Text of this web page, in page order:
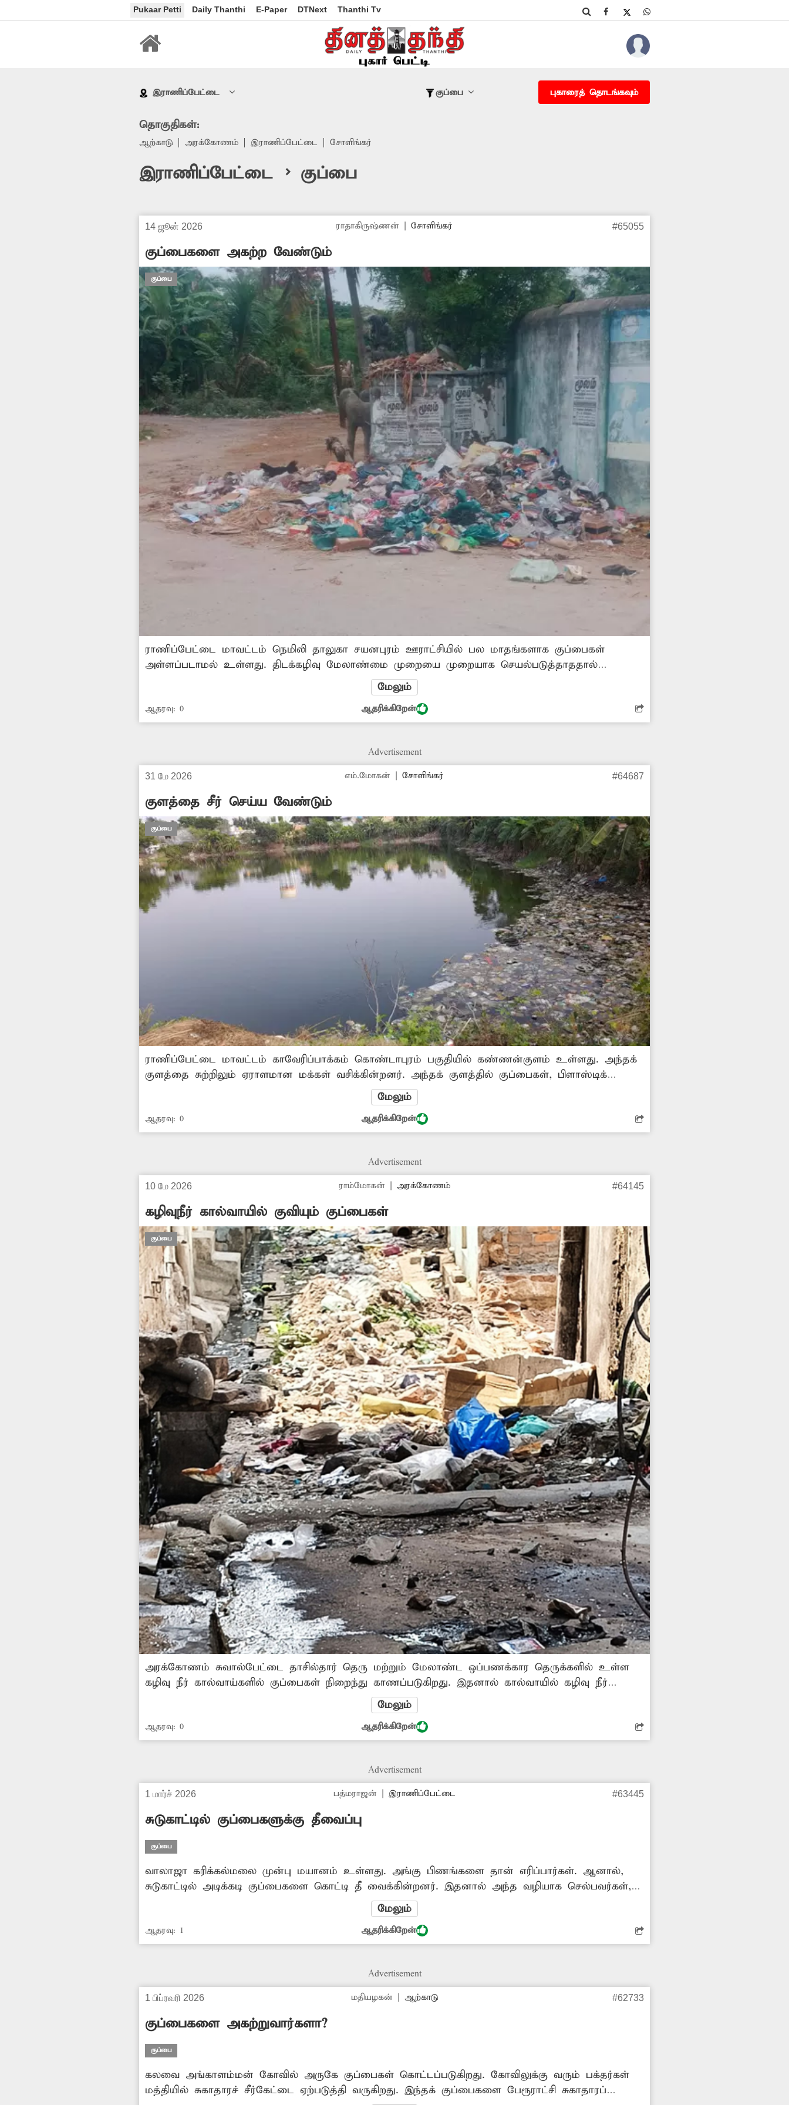
Pukaar Petti Daily Thanthi E-Paper DTNext Thanthi Tv
இராணிப்பேட்டை குப்பை புகாரைத் தொடங்கவும்
தொகுதிகள்:
ஆற்காடு அரக்கோணம் இராணிப்பேட்டை சோளிங்கர்
இராணிப்பேட்டை > குப்பை
14 ஜூன் 2026 ராதாகிருஷ்ணன் |சோளிங்கர் #65055
குப்பைகளை அகற்ற வேண்டும்
குப்பை
ராணிப்பேட்டை மாவட்டம் நெமிலி தாலுகா சயனபுரம் ஊராட்சியில் பல மாதங்களாக குப்பைகள்
அள்ளப்படாமல் உள்ளது. திடக்கழிவு மேலாண்மை முறையை முறையாக செயல்படுத்தாததால்
சுகாதாரச் சீர்கேடு ஏற்பட்டுள்ளது. இது குறித்து ஊராட்சி நிர்வாகத்திடம் பல முறை கோரிக்கை
வைத்தும் நடவடிக்கை எடுக்கவில்லை. எனவே சயனபுரம் ஊராட்சி நிர்வாகம் நடவடிக்கை எடுத்து
குப்பைகளை அகற்ற வேண்டும். -ராதாகிருஷ்ணன், சயனபுரம்.
மேலும்
ஆதரவு: 0 ஆதரிக்கிறேன்
Advertisement
31 மே 2026 எம்.மோகன் |சோளிங்கர் #64687
குளத்தை சீர் செய்ய வேண்டும்
குப்பை
ராணிப்பேட்டை மாவட்டம் காவேரிப்பாக்கம் கொண்டாபுரம் பகுதியில் கண்ணன்குளம் உள்ளது. அந்தக்
குளத்தை சுற்றிலும் ஏராளமான மக்கள் வசிக்கின்றனர். அந்தக் குளத்தில் குப்பைகள், பிளாஸ்டிக்
கழிவுகள் அதிகமாக கிடக்கின்றன. அவை நீரில் மிதப்பதால் துர்நாற்றம் வீசுகிறது. இதனால் மக்களுக்கு
ஒவ்வாமை, நோய் பரவும் நிலை ஏற்பட்டுள்ளது. காவேரிப்பாக்கம் பேரூராட்சி நிர்வாகம் குளத்தை
பார்வையிட்டு சீரமைப்பு பணிகளை மேற்கொண்டு மக்கள் பயன்பாட்டுக்கு கொண்டு வருமா?
-எம்.மோகன், கொண்டாபுரம்.
மேலும்
ஆதரவு: 0 ஆதரிக்கிறேன்
Advertisement
10 மே 2026 ராம்மோகன் அரக்கோணம் #64145
கழிவுநீர் கால்வாயில் குவியும் குப்பைகள்
குப்பை
அரக்கோணம் சுவால்பேட்டை தாசில்தார் தெரு மற்றும் மேலாண்ட ஒப்பணக்கார தெருக்களில் உள்ள
கழிவு நீர் கால்வாய்களில் குப்பைகள் நிறைந்து காணப்படுகிறது. இதனால் கால்வாயில் கழிவு நீர்
சரியாக வெளியேறாமல் சாலையில் வழிந்தோடி துர்நாற்றம் வீசுகிறது. தேங்கிய கழிவுநீரில் கொசுக்கள்
உற்பத்தியாகின்றன. இதனால் அந்தப் பகுதியில் நோய் பரவும் அபாயம் உள்ளது. கழிவு நீர்
மேலும்
ஆதரவு: 0 ஆதரிக்கிறேன்
Advertisement
1 மார்ச் 2026 பத்மராஜன் இராணிப்பேட்டை #63445
சுடுகாட்டில் குப்பைகளுக்கு தீவைப்பு
குப்பை
வாலாஜா கரிக்கல்மலை முன்பு மயானம் உள்ளது. அங்கு பிணங்களை தான் எரிப்பார்கள். ஆனால்,
சுடுகாட்டில் அடிக்கடி குப்பைகளை கொட்டி தீ வைக்கின்றனர். இதனால் அந்த வழியாக செல்பவர்கள்,
சுற்று வட்டாரப் பகுதிகளில் வசிப்பவர்களுக்கு பாதிப்பு ஏற்படுகிறது. சுடுகாட்டில் குப்பைகளுக்கு தீ
மேலும்
ஆதரவு: 1 ஆதரிக்கிறேன்
Advertisement
1 பிப்ரவரி 2026 மதியழகன் ஆற்காடு #62733
குப்பைகளை அகற்றுவார்களா?
குப்பை
கலவை அங்காளம்மன் கோவில் அருகே குப்பைகள் கொட்டப்படுகிறது. கோவிலுக்கு வரும் பக்தர்கள்
மத்தியில் சுகாதாரச் சீர்கேட்டை ஏற்படுத்தி வருகிறது. இந்தக் குப்பைகளை பேரூராட்சி சுகாதாரப்